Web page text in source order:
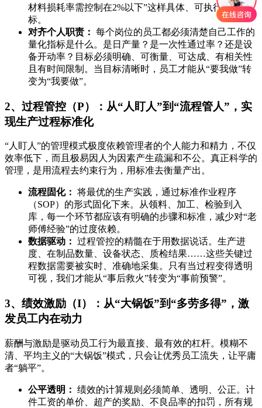
材料损耗率需控制在2%以下”这样具体、可执行的小目
标。
对齐个人职责： 每个岗位的员工都必须清楚自己工作的
量化指标是什么。是日产量？是一次性通过率？还是设
备开动率？目标必须明确、可衡量、可达成、有相关性
且有时间限制。当目标清晰时，员工才能从“要我做”转
变为“我要做”。
2、过程管控（P）：从“人盯人”到“流程管人”，实
现生产过程标准化
“人盯人”的管理模式极度依赖管理者的个人能力和精力，不仅
效率低下，而且极易因人为因素产生疏漏和不公。真正科学的
管理，是用流程去约束行为，用标准去衡量产出。
流程固化： 将最优的生产实践，通过标准作业程序
（SOP）的形式固化下来。从领料、加工、检验到入
库，每一个环节都应该有明确的步骤和标准，减少对“老
师傅经验”的过度依赖。
数据驱动： 过程管控的精髓在于用数据说话。生产进
度、在制品数量、设备状态、质检结果……这些关键过
程数据需要被实时、准确地采集。只有当过程变得透明
可视，我们才能从“事后救火”转变为“事前预警”。
3、绩效激励（I）：从“大锅饭”到“多劳多得”，激
发员工内在动力
薪酬与激励是驱动员工行为最直接、最有效的杠杆。模糊不
清、平均主义的“大锅饭”模式，只会让优秀员工流失，让平庸
者“躺平”。
公平透明： 绩效的计算规则必须简单、透明、公正。计
件工资的单价、超产的奖励、不良品率的扣罚，所有规